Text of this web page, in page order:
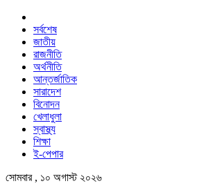
সর্বশেষ
জাতীয়
রাজনীতি
অর্থনীতি
আন্তর্জাতিক
সারাদেশ
বিনোদন
খেলাধুলা
স্বাস্থ্য
শিক্ষা
ই-পেপার
সোমবার , ১০ অগাস্ট ২০২৬